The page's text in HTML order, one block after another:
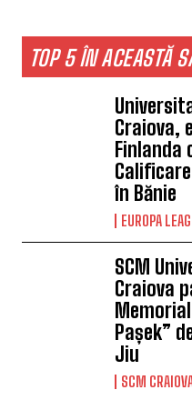
TOP 5 ÎN ACEASTĂ
Craiova,
Finlanda
în Bănie
EUROPA
SCM
Craiova
Pașek”
Jiu
SCM